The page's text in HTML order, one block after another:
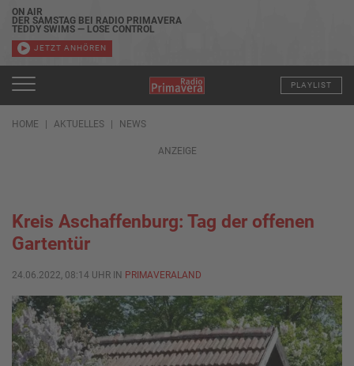
ON AIR
DER SAMSTAG BEI RADIO PRIMAVERA
TEDDY SWIMS — LOSE CONTROL
JETZT ANHÖREN
PLAYLIST
HOME AKTUELLES NEWS
ANZEIGE
Kreis Aschaffenburg: Tag der offenen
Gartentür
24.06.2022, 08:14 UHR IN PRIMAVERALAND